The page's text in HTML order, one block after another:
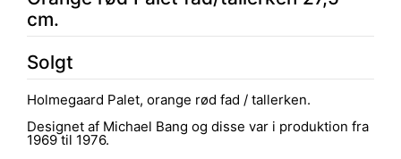
cm.
Solgt
Holmegaard Palet, orange rød fad / tallerken.
Designet af Michael Bang og disse var i produktion fra
1969 til 1976.